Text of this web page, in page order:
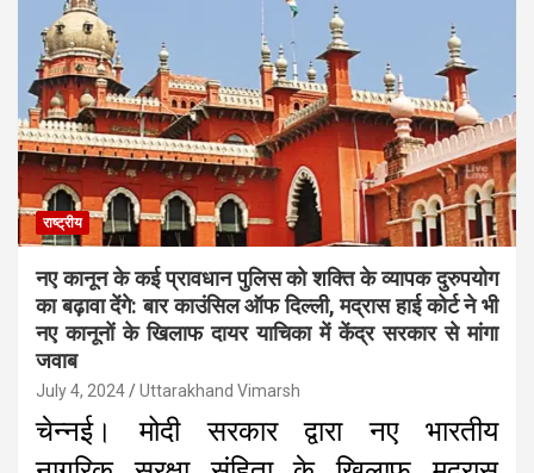
राष्ट्रीय
नए कानून के कई प्रावधान पुलिस को शक्ति के व्यापक दुरुपयोग
का बढ़ावा देंगे: बार काउंसिल ऑफ दिल्ली, मद्रास हाई कोर्ट ने भी
नए कानूनों के खिलाफ दायर याचिका में केंद्र सरकार से मांगा
जवाब
July 4, 2024 Uttarakhand Vimarsh
चेन्नई। मोदी सरकार द्वारा नए भारतीय